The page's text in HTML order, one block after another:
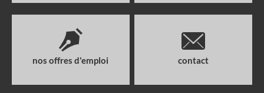
nos offres d'emploi contact